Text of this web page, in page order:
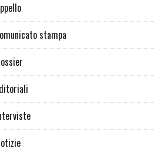
stampa